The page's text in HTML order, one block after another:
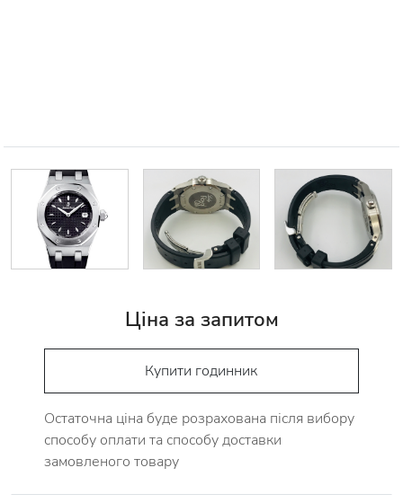
Ціна за запитом
Купити годинник
Остаточна ціна буде розрахована після вибору
способу оплати та способу доставки
замовленого товару